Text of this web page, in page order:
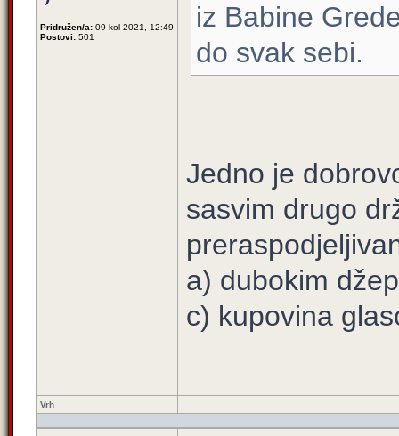
Pridružen/a: 09 kol 2021, 12:49
Postovi: 501
iz Babine
do svak sebi.
Jedno je
sasvim drugo
a) dubokim
c) kupovina
Vrh